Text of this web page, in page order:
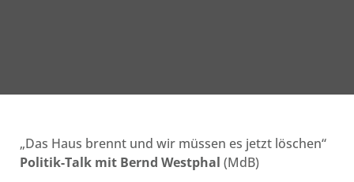
„Das Haus brennt und wir müssen es jetzt löschen“
Politik-Talk mit Bernd Westphal (MdB)